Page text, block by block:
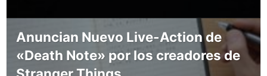
Anuncian Nuevo Live-Action de
«Death Note» por los creadores de